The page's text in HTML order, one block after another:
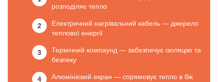
розподіляє тепло
Електричний нагрівальний кабель — джерело
теплової енергії
Термічний компаунд — забезпечує ізоляцію та
безпеку
Алюмінієвий екран — спрямовує тепло в бік